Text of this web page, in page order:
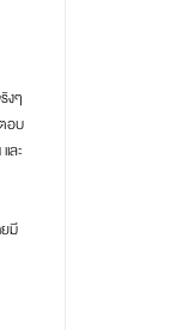
งๆ
อบ
ละ
มี